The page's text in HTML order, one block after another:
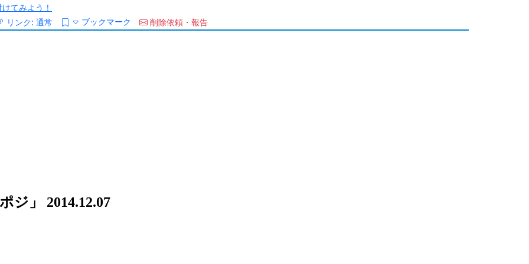
てみよう！
リンク: 通常 ブックマーク 削除依頼・報告